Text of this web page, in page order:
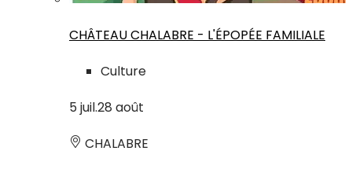
CHÂTEAU CHALABRE - L'ÉPOPÉE FAMILIALE
Culture
5 juil.28 août
CHALABRE